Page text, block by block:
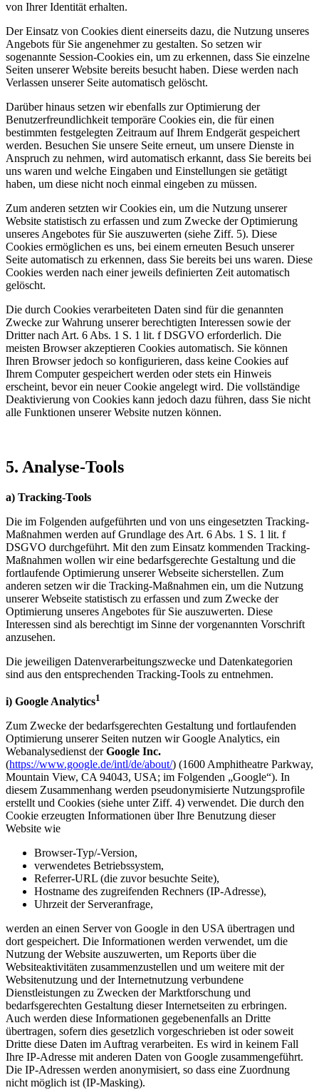
von Ihrer Identität erhalten.
Der Einsatz von Cookies dient einerseits dazu, die Nutzung unseres
Angebots für Sie angenehmer zu gestalten. So setzen wir
sogenannte Session-Cookies ein, um zu erkennen, dass Sie einzelne
Seiten unserer Website bereits besucht haben. Diese werden nach
Verlassen unserer Seite automatisch gelöscht.
Darüber hinaus setzen wir ebenfalls zur Optimierung der
Benutzerfreundlichkeit temporäre Cookies ein, die für einen
bestimmten festgelegten Zeitraum auf Ihrem Endgerät gespeichert
werden. Besuchen Sie unsere Seite erneut, um unsere Dienste in
Anspruch zu nehmen, wird automatisch erkannt, dass Sie bereits bei
uns waren und welche Eingaben und Einstellungen sie getätigt
haben, um diese nicht noch einmal eingeben zu müssen.
Zum anderen setzten wir Cookies ein, um die Nutzung unserer
Website statistisch zu erfassen und zum Zwecke der Optimierung
unseres Angebotes für Sie auszuwerten (siehe Ziff. 5). Diese
Cookies ermöglichen es uns, bei einem erneuten Besuch unserer
Seite automatisch zu erkennen, dass Sie bereits bei uns waren. Diese
Cookies werden nach einer jeweils definierten Zeit automatisch
gelöscht.
Die durch Cookies verarbeiteten Daten sind für die genannten
Zwecke zur Wahrung unserer berechtigten Interessen sowie der
Dritter nach Art. 6 Abs. 1 S. 1 lit. f DSGVO erforderlich. Die
meisten Browser akzeptieren Cookies automatisch. Sie können
Ihren Browser jedoch so konfigurieren, dass keine Cookies auf
Ihrem Computer gespeichert werden oder stets ein Hinweis
erscheint, bevor ein neuer Cookie angelegt wird. Die vollständige
Deaktivierung von Cookies kann jedoch dazu führen, dass Sie nicht
alle Funktionen unserer Website nutzen können.
5. Analyse-Tools
a) Tracking-Tools
Die im Folgenden aufgeführten und von uns eingesetzten Tracking-
Maßnahmen werden auf Grundlage des Art. 6 Abs. 1 S. 1 lit. f
DSGVO durchgeführt. Mit den zum Einsatz kommenden Tracking-
Maßnahmen wollen wir eine bedarfsgerechte Gestaltung und die
fortlaufende Optimierung unserer Webseite sicherstellen. Zum
anderen setzen wir die Tracking-Maßnahmen ein, um die Nutzung
unserer Webseite statistisch zu erfassen und zum Zwecke der
Optimierung unseres Angebotes für Sie auszuwerten. Diese
Interessen sind als berechtigt im Sinne der vorgenannten Vorschrift
anzusehen.
Die jeweiligen Datenverarbeitungszwecke und Datenkategorien
sind aus den entsprechenden Tracking-Tools zu entnehmen.
i) Google Analytics1
Zum Zwecke der bedarfsgerechten Gestaltung und fortlaufenden
Optimierung unserer Seiten nutzen wir Google Analytics, ein
Webanalysedienst derGoogle Inc.
(https://www.google.de/intl/de/about/) (1600 Amphitheatre Parkway,
Mountain View, CA 94043, USA; im Folgenden „Google“). In
diesem Zusammenhang werden pseudonymisierte Nutzungsprofile
erstellt und Cookies (siehe unter Ziff. 4) verwendet. Die durch den
Cookie erzeugten Informationen über Ihre Benutzung dieser
Website wie
Browser-Typ/-Version,
verwendetes Betriebssystem,
Referrer-URL (die zuvor besuchte Seite),
Hostname des zugreifenden Rechners (IP-Adresse),
Uhrzeit der Serveranfrage,
werden an einen Server von Google in den USA übertragen und
dort gespeichert. Die Informationen werden verwendet, um die
Nutzung der Website auszuwerten, um Reports über die
Websiteaktivitäten zusammenzustellen und um weitere mit der
Websitenutzung und der Internetnutzung verbundene
Dienstleistungen zu Zwecken der Marktforschung und
bedarfsgerechten Gestaltung dieser Internetseiten zu erbringen.
Auch werden diese Informationen gegebenenfalls an Dritte
übertragen, sofern dies gesetzlich vorgeschrieben ist oder soweit
Dritte diese Daten im Auftrag verarbeiten. Es wird in keinem Fall
Ihre IP-Adresse mit anderen Daten von Google zusammengeführt.
Die IP-Adressen werden anonymisiert, so dass eine Zuordnung
nicht möglich ist (IP-Masking).